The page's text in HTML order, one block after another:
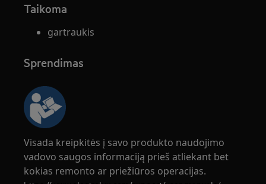
Taikoma
gartraukis
Sprendimas
Visada kreipkitės į savo produkto naudojimo
vadovo saugos informaciją prieš atliekant bet
kokias remonto ar priežiūros operacijas.